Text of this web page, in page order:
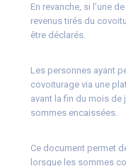
En revanche, si l’une
revenus tirés du
être déclarés.
Les personnes ayant
covoiturage via une
avant la fin du mois de
sommes encaissées.
Ce document permet
lorsque les sommes